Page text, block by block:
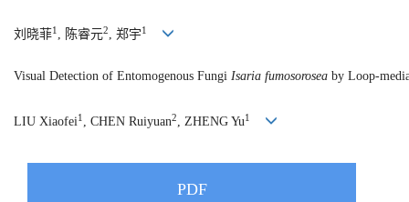
刘晓菲1 , 陈睿元2, 郑宇1
Visual Detection of Entomogenous Fungi Isaria fumosorosea by Loop-
LIU Xiaofei1 , CHEN Ruiyuan2 , ZHENG Yu1
PDF